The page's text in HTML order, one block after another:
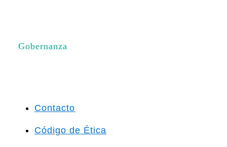
Gobernanza
Contacto
Código de Ética